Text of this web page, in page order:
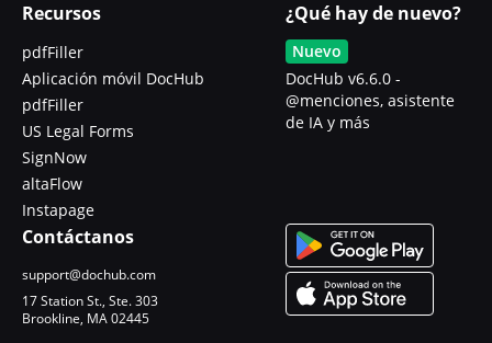
Recursos
pdfFiller
Aplicación móvil DocHub
pdfFiller
US Legal Forms
SignNow
altaFlow
Instapage
¿Qué hay de nuevo?
Nuevo
DocHub v6.6.0 -
@menciones, asistente
de IA y más
Contáctanos
support@dochub.com
17 Station St., Ste. 303
Brookline, MA 02445